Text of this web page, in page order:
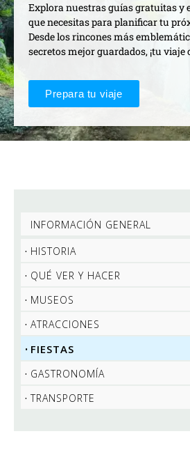
Explora nuestras guías gratuitas y
que necesitas para planificar tu
Desde los rincones más
secretos mejor guardados, ¡tu viaje
Prepara tu viaje
INFORMACIÓN GENERAL
HISTORIA
QUÉ VER Y HACER
MUSEOS
ATRACCIONES
FIESTAS
GASTRONOMÍA
TRANSPORTE